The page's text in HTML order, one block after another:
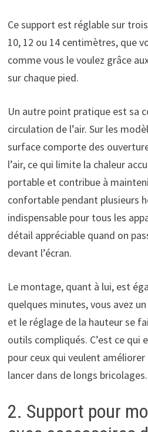
Ce support est réglable sur
10, 12 ou 14 centimètres, que
comme vous le voulez grâce
sur chaque pied.
Un autre point pratique est sa
circulation de l’air. Sur les
surface comporte des
l’air, ce qui limite la chaleur
portable et contribue à
confortable pendant plusieurs
indispensable pour tous les
détail appréciable quand on
devant l’écran.
Le montage, quant à lui, est
quelques minutes, vous avez
et le réglage de la hauteur se
outils compliqués. C’est ce qui
pour ceux qui veulent
lancer dans de longs bricolages.
2. Support pour